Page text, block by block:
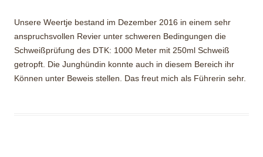
Unsere Weertje bestand im Dezember 2016 in einem sehr
anspruchsvollen Revier unter schweren Bedingungen die
Schweißprüfung des DTK: 1000 Meter mit 250ml Schweiß
getropft. Die Junghündin konnte auch in diesem Bereich ihr
Können unter Beweis stellen. Das freut mich als Führerin sehr.